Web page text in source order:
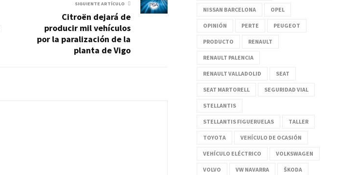
SIGUIENTE ARTÍCULO
Citroën dejará de
producir mil vehículos
por la paralización de la
planta de Vigo
NISSAN BARCELONA OPEL
OPINIÓN PERTE PEUGEOT
PRODUCTO RENAULT
RENAULT PALENCIA
RENAULT VALLADOLID SEAT
SEAT MARTORELL SEGURIDAD VIAL
STELLANTIS
STELLANTIS FIGUERUELAS TALLER
TOYOTA VEHÍCULO DE OCASIÓN
VEHÍCULO ELÉCTRICO VOLKSWAGEN
VOLVO VW NAVARRA ŠKODA